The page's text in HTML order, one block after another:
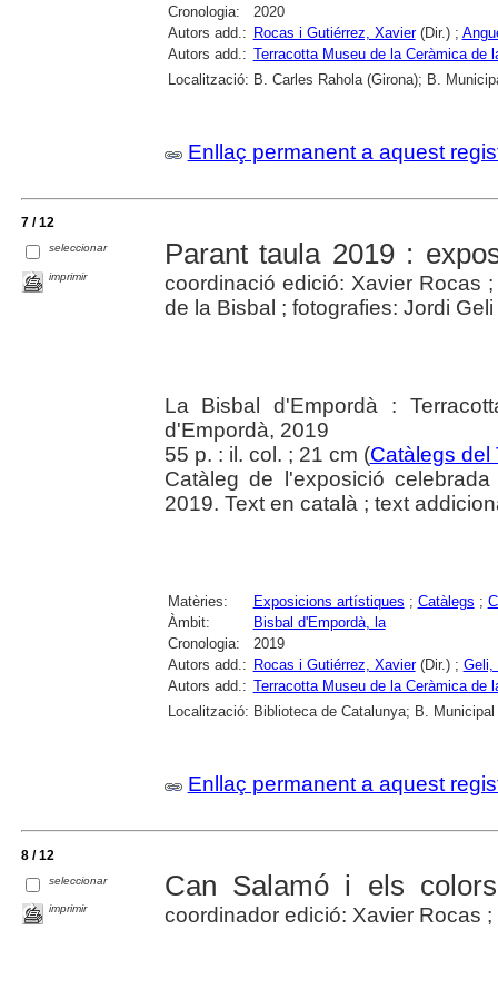
Cronologia:
2020
Autors add.: Rocas i Gutiérrez, Xavier(Dir.) ;
Autors add.: Terracotta Museu de la Ceràmica de
Localització: B. Carles Rahola (Girona); B.
Enllaç permanent a aquest
7 / 12
seleccionar
imprimir
Parant taula 2019 :
coordinació edició: Xavier Rocas
de la Bisbal ; fotografies: Jordi Geli
La Bisbal d'Empordà :
d'Empordà, 2019
55 p. : il. col. ; 21 cm (Catàlegs del
Catàleg de l'exposició
2019. Text en català ; text
Matèries: Exposicions artístiques ; Catàlegs ;
Àmbit:
Bisbal d'Empordà, la
Cronologia:
2019
Autors add.: Rocas i Gutiérrez, Xavier(Dir.) ; Geli,
Autors add.: Terracotta Museu de la Ceràmica de
Localització: Biblioteca de Catalunya; B.
Enllaç permanent a aquest
8 / 12
seleccionar
imprimir
Can Salamó i els
coordinador edició: Xavier Rocas